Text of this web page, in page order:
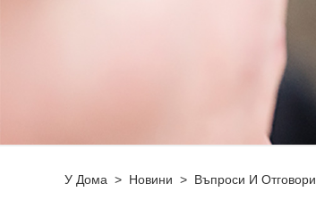
У Дома > Новини > Въпроси И Отговори